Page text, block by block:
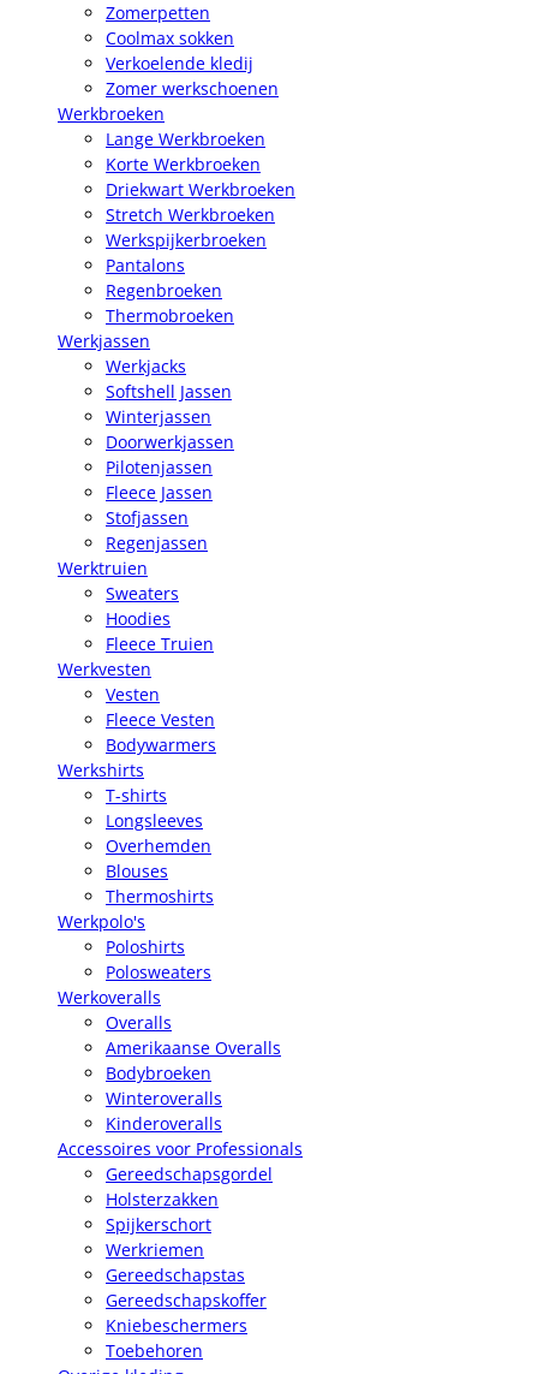
Zomerpetten
Coolmax sokken
Verkoelende kledij
Zomer werkschoenen
Werkbroeken
Lange Werkbroeken
Korte Werkbroeken
Driekwart Werkbroeken
Stretch Werkbroeken
Werkspijkerbroeken
Pantalons
Regenbroeken
Thermobroeken
Werkjassen
Werkjacks
Softshell Jassen
Winterjassen
Doorwerkjassen
Pilotenjassen
Fleece Jassen
Stofjassen
Regenjassen
Werktruien
Sweaters
Hoodies
Fleece Truien
Werkvesten
Vesten
Fleece Vesten
Bodywarmers
Werkshirts
T-shirts
Longsleeves
Overhemden
Blouses
Thermoshirts
Werkpolo's
Poloshirts
Polosweaters
Werkoveralls
Overalls
Amerikaanse Overalls
Bodybroeken
Winteroveralls
Kinderoveralls
Accessoires voor Professionals
Gereedschapsgordel
Holsterzakken
Spijkerschort
Werkriemen
Gereedschapstas
Gereedschapskoffer
Kniebeschermers
Toebehoren